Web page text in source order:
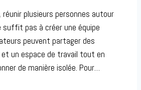
plusieurs personnes autour
suffit pas à créer une équipe
peuvent partager des
un espace de travail tout en
de manière isolée. Pour…